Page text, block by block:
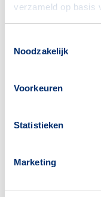
verzameld op basis
Noodzakelijk
Voorkeuren
Statistieken
Marketing
Scholen
Banken